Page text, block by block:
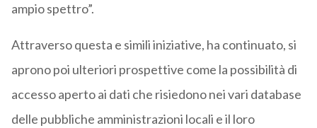
ampio spettro”.
Attraverso questa e simili iniziative, ha continuato, si
aprono poi ulteriori prospettive come la possibilità di
accesso aperto ai dati che risiedono nei vari database
delle pubbliche amministrazioni locali e il loro